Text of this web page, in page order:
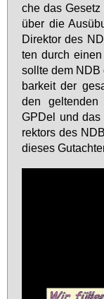
che das
über die
Di­rek­tor des
ten durch
soll­te dem
bar­keit der
den gel­ten­den
GPDel und
rek­tors des
die­ses